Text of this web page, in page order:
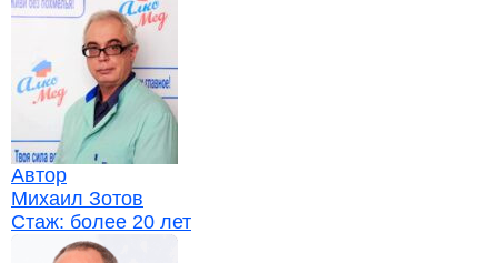
Автор
Михаил Зотов
Стаж: более 20 лет